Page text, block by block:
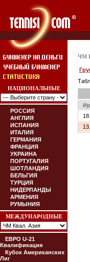
НАЦИОНАЛЬНЫЕ
РОССИЯ
АНГЛИЯ
ИСПАНИЯ
ИТАЛИЯ
ГЕРМАНИЯ
ФРАНЦИЯ
УКРАИНА
ПОРТУГАЛИЯ
ШОТЛАНДИЯ
БЕЛЬГИЯ
ТУРЦИЯ
НИДЕРЛАНДЫ
АРМЕНИЯ
РУМЫНИЯ
МЕЖДУНАРОДНЫЕ
ЕВРО U-21
Квалификация
Кубок Американских
Лиг
ЧМ